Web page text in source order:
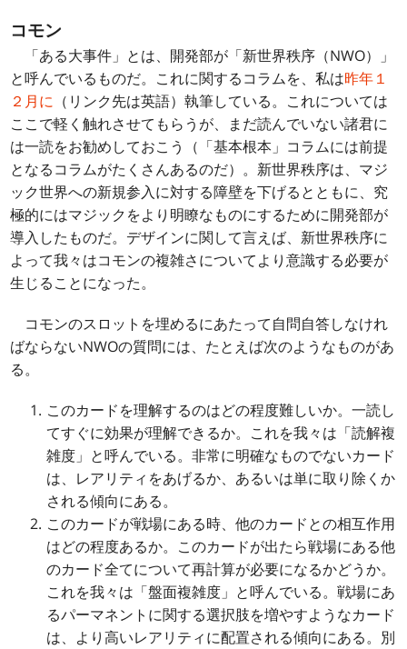
コモン
「ある大事件」とは、開発部が「新世界秩序（NWO）」
と呼んでいるものだ。これに関するコラムを、私は昨年１
２月に （リンク先は英語）執筆している。これについては
ここで軽く触れさせてもらうが、まだ読んでいない諸君に
は一読をお勧めしておこう（「基本根本」コラムには前提
となるコラムがたくさんあるのだ）。新世界秩序は、マジ
ック世界への新規参入に対する障壁を下げるとともに、究
極的にはマジックをより明瞭なものにするために開発部が
導入したものだ。デザインに関して言えば、新世界秩序に
よって我々はコモンの複雑さについてより意識する必要が
生じることになった。
コモンのスロットを埋めるにあたって自問自答しなけれ
ばならないNWOの質問には、たとえば次のようなものがあ
る。
このカードを理解するのはどの程度難しいか。一読し
てすぐに効果が理解できるか。これを我々は「読解複
雑度」と呼んでいる。非常に明確なものでないカード
は、レアリティをあげるか、あるいは単に取り除くか
される傾向にある。
このカードが戦場にある時、他のカードとの相互作用
はどの程度あるか。このカードが出たら戦場にある他
のカード全てについて再計算が必要になるかどうか。
これを我々は「盤面複雑度」と呼んでいる。戦場にあ
るパーマネントに関する選択肢を増やすようなカード
は、より高いレアリティに配置される傾向にある。別